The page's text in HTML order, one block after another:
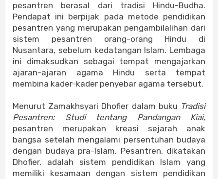
pesantren berasal dari tradisi Hindu-Budha.
Pendapat ini berpijak pada metode pendidikan
pesantren yang merupakan pengambilalihan dari
sistem pesantren orang-orang Hindu di
Nusantara, sebelum kedatangan Islam. Lembaga
ini dimaksudkan sebagai tempat mengajarkan
ajaran-ajaran agama Hindu serta tempat
membina kader-kader penyebar agama tersebut.
Menurut Zamakhsyari Dhofier dalam buku Tradisi
Pesantren: Studi tentang Pandangan Kiai,
pesantren merupakan kreasi sejarah anak
bangsa setelah mengalami persentuhan budaya
dengan budaya pra-Islam. Pesantren, dikatakan
Dhofier, adalah sistem pendidikan Islam yang
memiliki kesamaan dengan sistem pendidikan